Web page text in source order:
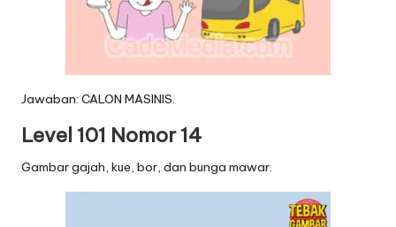
Jawaban: CALON MASINIS.
Level 101 Nomor 14
Gambar gajah, kue, bor, dan bunga mawar.